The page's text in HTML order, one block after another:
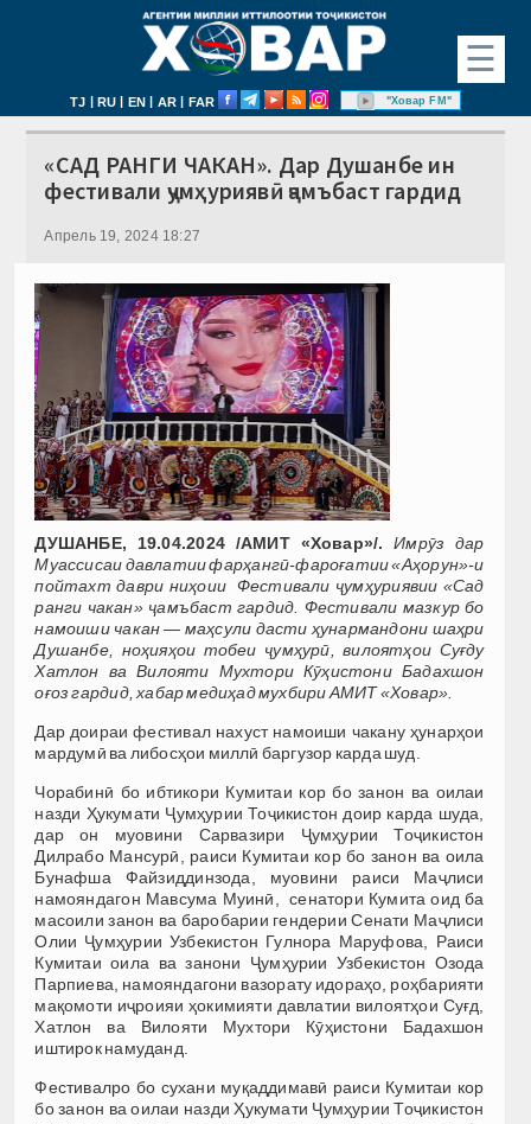
☰
TJ | RU | EN | AR | FAR "Ховар FM"
«САД РАНГИ ЧАКАН». Дар Душанбе ин
фестивали ҷумҳуриявӣ ҷамъбаст гардид
Апрель 19, 2024 18:27
ДУШАНБЕ, 19.04.2024 /АМИТ «Ховар»/.Имрӯз дар
Муассисаи давлатии фарҳангӣ-фароғатии «Аҳорун»-и
пойтахт даври ниҳоии Фестивали ҷумҳуриявии «Сад
ранги чакан» ҷамъбаст гардид. Фестивали мазкур бо
намоиши чакан — маҳсули дасти ҳунармандони шаҳри
Душанбе, ноҳияҳои тобеи ҷумҳурӣ, вилоятҳои Суғду
Хатлон ва Вилояти Мухтори Кӯҳистони Бадахшон
оғоз гардид, хабар медиҳад мухбири АМИТ «Ховар».
Дар доираи фестивал нахуст намоиши чакану ҳунарҳои
мардумӣ ва либосҳои миллӣ баргузор карда шуд.
Чорабинӣ бо ибтикори Кумитаи кор бо занон ва оилаи
назди Ҳукумати Ҷумҳурии Тоҷикистон доир карда шуда,
дар он муовини Сарвазири Ҷумҳурии Тоҷикистон
Дилрабо Мансурӣ, раиси Кумитаи кор бо занон ва оила
Бунафша Файзиддинзода, муовини раиси Маҷлиси
намояндагон Мавсума Муинӣ, сенатори Кумита оид ба
масоили занон ва баробарии гендерии Сенати Маҷлиси
Олии Ҷумҳурии Узбекистон Гулнора Маруфова, Раиси
Кумитаи оила ва занони Ҷумҳурии Узбекистон Озода
Парпиева, намояндагони вазорату идораҳо, роҳбарияти
мақомоти иҷроияи ҳокимияти давлатии вилоятҳои Суғд,
Хатлон ва Вилояти Мухтори Кӯҳистони Бадахшон
иштирок намуданд.
Фестивалро бо сухани муқаддимавӣ раиси Кумитаи кор
бо занон ва оилаи назди Ҳукумати Ҷумҳурии Тоҷикистон